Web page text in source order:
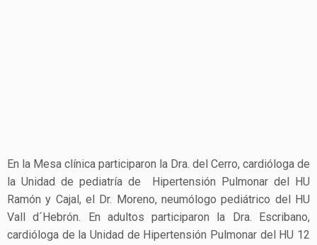
En la Mesa clínica participaron la Dra. del Cerro, cardióloga de
la Unidad de pediatría de Hipertensión Pulmonar del HU
Ramón y Cajal, el Dr. Moreno, neumólogo pediátrico del HU
Vall d´Hebrón. En adultos participaron la Dra. Escribano,
cardióloga de la Unidad de Hipertensión Pulmonar del HU 12